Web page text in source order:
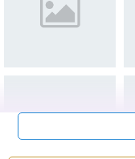
Hệ thống sửa chữa
Hotline: